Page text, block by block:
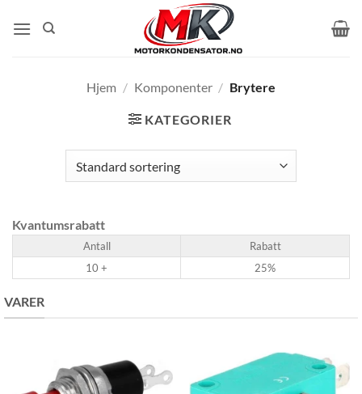
Hjem / Komponenter / Brytere
KATEGORIER
Kvantumsrabatt
Antall
Rabatt
10 +
25%
VARER